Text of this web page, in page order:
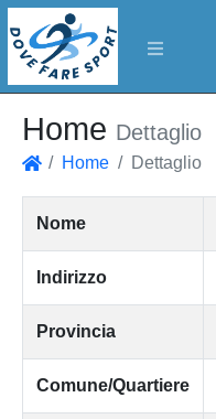
Home Dettaglio
Home Dettaglio
Nome
Indirizzo
Provincia
Comune/Quartiere